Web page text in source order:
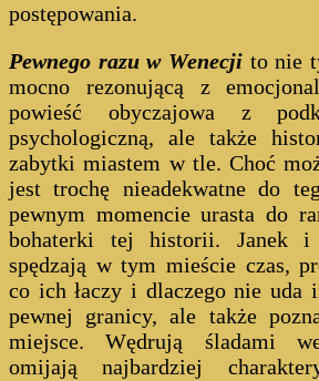
postępowania.
Pewnego razu w Wenecjito nie
mocno rezonującą z
powieść obyczajowa z
psychologiczną, ale także
zabytki miastem w tle. Choć
jest trochę nieadekwatne do
pewnym momencie urasta do
bohaterki tej historii. Janek
spędzają w tym mieście czas,
co ich łaczy i dlaczego nie uda
pewnej granicy, ale także
miejsce. Wędrują śladami
omijają najbardziej